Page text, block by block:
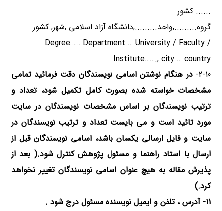
...... کشور
گروه.........,واحد.........,دانشگاه آزاد اسلامی ,شهر, کشور
Degree…… Department … University / Faculty /
Institute……., city … country
2-10- در هنگام نوشتن اسامی نویسندگان دقت فرمائید تمامی
مشخصات خواسته شده بصورت کامل تکمیل شود، تعداد و
ترتیب نویسندگان بر اساس مشخصات نویسندگان در سایت
مورد تائید است و می بایست تعداد و ترتیب نویسندگان در
سایت و فایل ارسالی یکسان باشد، اسامی نویسندگان قبل از
ارسال با استاد راهنما و مسئول پژوهش کنترل شود.( بعد از
پذیرش مقاله به هیچ عنوان اسامی نویسندگان تغییر نخواهد
کرد.)
11- آدرس ، تلفن و ایمیل نویسنده مسئول درج شود .